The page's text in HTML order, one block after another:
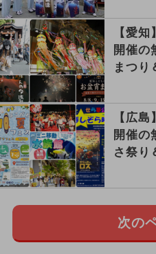
【愛
開催の
まつり
【広
開催の
さ祭り
次の